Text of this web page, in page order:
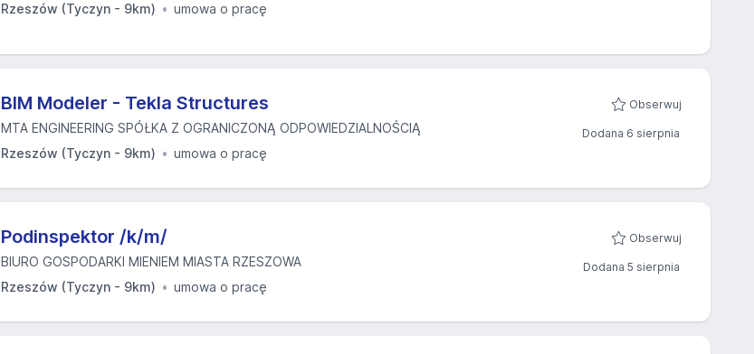
Rzeszów (Tyczyn - 9km)
umowa o pracę
BIM Modeler - Tekla Structures
MTA ENGINEERING SPÓŁKA Z OGRANICZONĄ ODPOWIEDZIALNOŚCIĄ
Rzeszów (Tyczyn - 9km)
umowa o pracę
Obserwuj
Dodana 6 sierpnia
Podinspektor /k/m/
BIURO GOSPODARKI MIENIEM MIASTA RZESZOWA
Rzeszów (Tyczyn - 9km)
umowa o pracę
Obserwuj
Dodana 5 sierpnia